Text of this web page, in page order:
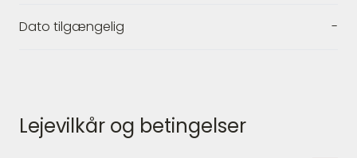
Dato tilgængelig -
Lejevilkår og betingelser